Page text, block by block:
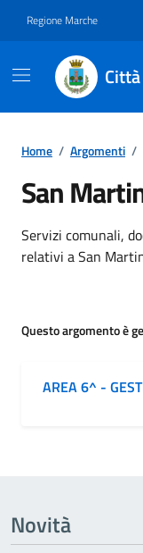
Regione Marche
Home / Argomenti /
San
Dettagli
Servizi comunali,
relativi a San
Questo argomento è
AREA 6^ -
Novità